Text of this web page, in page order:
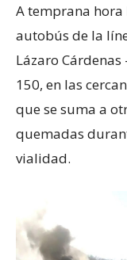
A temprana
autobús de la
Lázaro
150, en las
que se suma a
quemadas
vialidad.